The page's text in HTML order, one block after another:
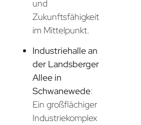
und
Zukunftsfähigkeit
im Mittelpunkt.
Industriehalle an
der Landsberger
Allee in
Schwanewede:
Ein großflächiger
Industriekomplex